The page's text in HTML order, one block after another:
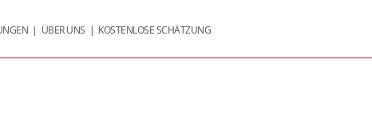
| ÜBER UNS | KOSTENLOSE SCHÄTZUNG